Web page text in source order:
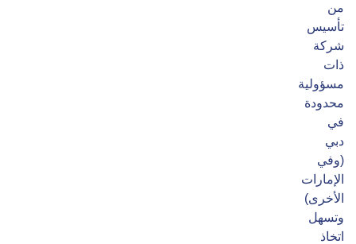
من
تأسيس
شركة
ذات
مسؤولية
محدودة
في
دبي
(وفي
الإمارات
الأخرى)
وتسهل
اتخاذ